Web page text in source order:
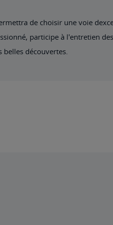
de choisir une voie
participe à l'entretien
découvertes.